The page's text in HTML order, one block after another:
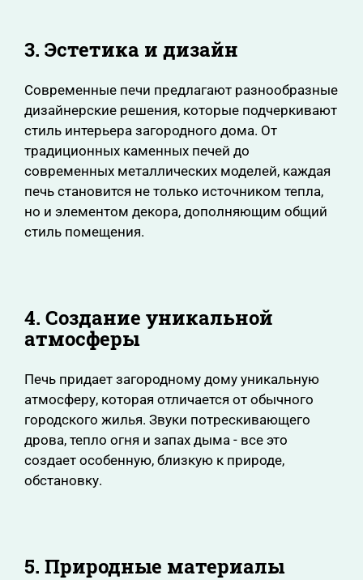
3. Эстетика и дизайн
Современные печи предлагают разнообразные
дизайнерские решения, которые подчеркивают
стиль интерьера загородного дома. От
традиционных каменных печей до
современных металлических моделей, каждая
печь становится не только источником тепла,
но и элементом декора, дополняющим общий
стиль помещения.
4. Создание уникальной
атмосферы
Печь придает загородному дому уникальную
атмосферу, которая отличается от обычного
городского жилья. Звуки потрескивающего
дрова, тепло огня и запах дыма - все это
создает особенную, близкую к природе,
обстановку.
5. Природные материалы